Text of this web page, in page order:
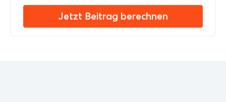
Jetzt Beitrag berechnen